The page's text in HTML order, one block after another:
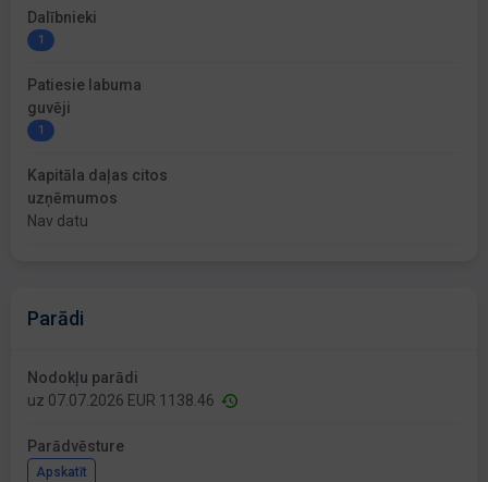
Dalībnieki
1
Patiesie labuma
guvēji
1
Kapitāla daļas citos
uzņēmumos
Nav datu
Parādi
Nodokļu parādi
uz 07.07.2026 EUR 1138.46
Parādvēsture
Apskatīt